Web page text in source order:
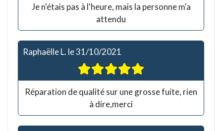
Je n'étais pas à l'heure, mais la personne m'a
attendu
Raphaëlle L. le31/10/2021
Réparation de qualité sur une grosse fuite, rien
à dire,merci